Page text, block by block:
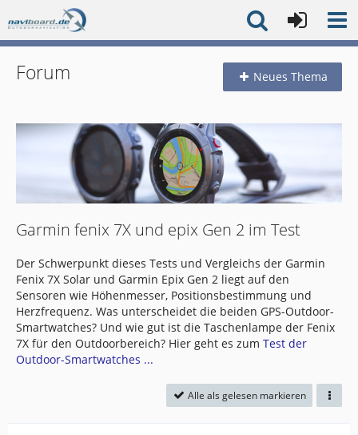
Forum Neues Thema
Garmin fenix 7X und epix Gen 2 im Test
Der Schwerpunkt dieses Tests und Vergleichs der Garmin
Fenix 7X Solar und Garmin Epix Gen 2 liegt auf den
Sensoren wie Höhenmesser, Positionsbestimmung und
Herzfrequenz. Was unterscheidet die beiden GPS-Outdoor-
Smartwatches? Und wie gut ist die Taschenlampe der Fenix
7X für den Outdoorbereich? Hier geht es zum Test der
Outdoor-Smartwatches ...
Alle als gelesen markieren